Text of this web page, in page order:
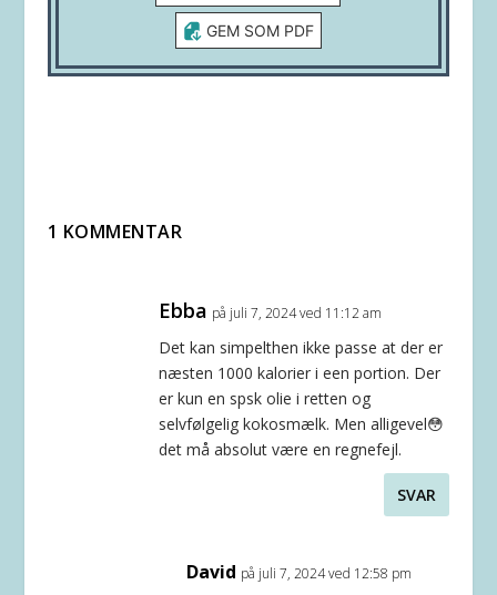
GEM SOM PDF
1 KOMMENTAR
Ebba på juli 7, 2024 ved 11:12 am
Det kan simpelthen ikke passe at der er
næsten 1000 kalorier i een portion. Der
er kun en spsk olie i retten og
selvfølgelig kokosmælk. Men alligevel😳
det må absolut være en regnefejl.
SVAR
David på juli 7, 2024 ved 12:58 pm